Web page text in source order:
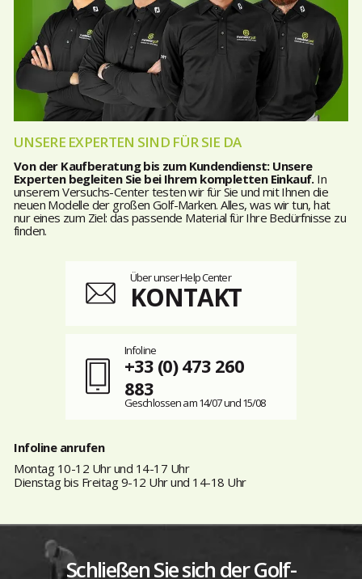
UNSERE EXPERTEN SIND FÜR SIE DA
Von der Kaufberatung bis zum Kundendienst: Unsere
Experten begleiten Sie bei Ihrem kompletten Einkauf.In
unserem Versuchs-Center testen wir für Sie und mit Ihnen die
neuen Modelle der großen Golf-Marken. Alles, was wir tun, hat
nur eines zum Ziel: das passende Material für Ihre Bedürfnisse zu
finden.
Über unser Help Center
KONTAKT
Infoline
+33 (0) 473 260
883
Geschlossen am 14/07 und 15/08
Infoline anrufen
Montag 10-12 Uhr und 14-17 Uhr
Dienstag bis Freitag 9-12 Uhr und 14-18 Uhr
Schließen Sie sich der Golf-